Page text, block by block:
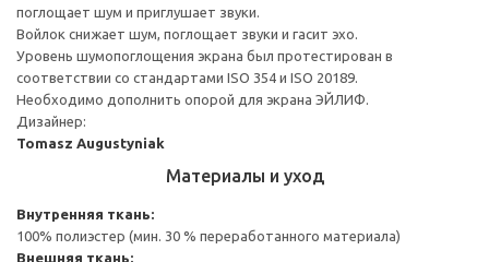
поглощает шум и приглушает звуки.
Войлок снижает шум, поглощает звуки и гасит эхо.
Уровень шумопоглощения экрана был протестирован в
соответствии со стандартами ISO 354 и ISO 20189.
Необходимо дополнить опорой для экрана ЭЙЛИФ.
Дизайнер:
Tomasz Augustyniak
Материалы и уход
Внутренняя ткань:
100% полиэстер (мин. 30 % переработанного материала)
Внешняя ткань: